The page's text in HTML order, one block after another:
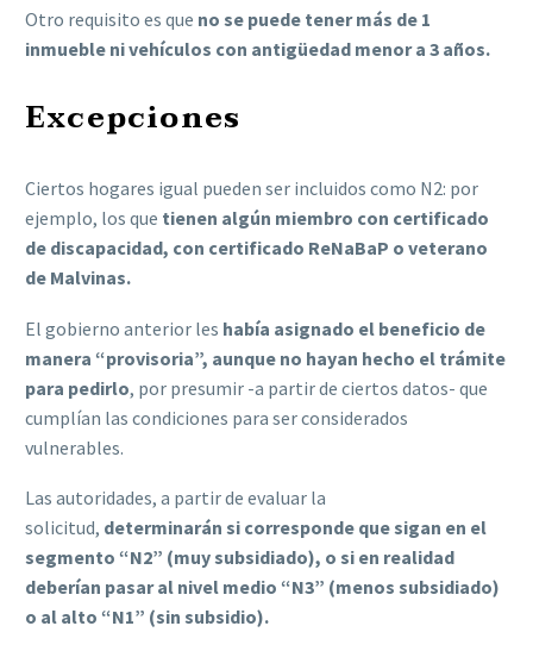
Otro requisito es que no se puede tener más de 1
inmueble ni vehículos con antigüedad menor a 3 años.
Excepciones
Ciertos hogares igual pueden ser incluidos como N2: por
ejemplo, los que tienen algún miembro con certificado
de discapacidad, con certificado ReNaBaP o veterano
de Malvinas.
El gobierno anterior les había asignado el beneficio de
manera “provisoria”, aunque no hayan hecho el trámite
para pedirlo, por presumir -a partir de ciertos datos- que
cumplían las condiciones para ser considerados
vulnerables.
Las autoridades, a partir de evaluar la
solicitud, determinarán si corresponde que sigan en el
segmento “N2” (muy subsidiado), o si en realidad
deberían pasar al nivel medio “N3” (menos subsidiado)
o al alto “N1” (sin subsidio).